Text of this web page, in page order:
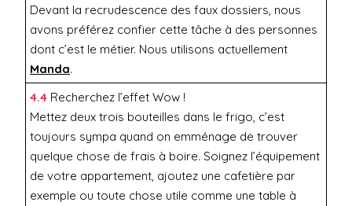
Devant la recrudescence des faux dossiers, nous
avons préférez confier cette tâche à des personnes
dont c’est le métier. Nous utilisons actuellement
Manda.
4.4 Recherchez l’effet Wow !
Mettez deux trois bouteilles dans le frigo, c’est
toujours sympa quand on emménage de trouver
quelque chose de frais à boire. Soignez l’équipement
de votre appartement, ajoutez une cafetière par
exemple ou toute chose utile comme une table à